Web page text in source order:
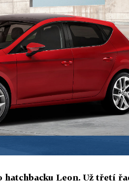
hatchbacku Leon. Už třetí